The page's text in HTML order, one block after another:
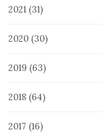
2021 (31)
2020 (30)
2019 (63)
2018 (64)
2017 (16)